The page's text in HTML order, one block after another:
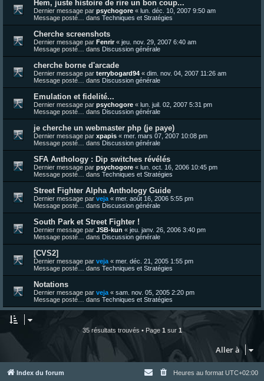
Hem, juste histoire de rire un bon coup...
Dernier message par psychogore « lun. déc. 10, 2007 9:50 am
Message posté… dans Techniques et Stratégies
Cherche screenshots
Dernier message par Fenrir« jeu. nov. 29, 2007 6:40 am
Message posté… dans Discussion générale
cherche borne d'arcade
Dernier message par terrybogard94 « dim. nov. 04, 2007 11:26 am
Message posté… dans Discussion générale
Emulation et fidelité...
Dernier message par psychogore « lun. juil. 02, 2007 5:31 pm
Message posté… dans Discussion générale
je cherche un webmaster php (je paye)
Dernier message par xpapis « mer. mars 07, 2007 10:08 pm
Message posté… dans Discussion générale
SFA Anthology : Dip switches révélés
Dernier message par psychogore « lun. oct. 16, 2006 10:45 pm
Message posté… dans Techniques et Stratégies
Street Fighter Alpha Anthology Guide
Dernier message par veja « mer. août 16, 2006 5:55 pm
Message posté… dans Discussion générale
South Park et Street Fighter !
Dernier message par JSB-kun « jeu. janv. 26, 2006 3:40 pm
Message posté… dans Discussion générale
[CVS2]
Dernier message par veja « mer. déc. 21, 2005 1:55 pm
Message posté… dans Techniques et Stratégies
Notations
Dernier message par veja « sam. nov. 05, 2005 2:20 pm
Message posté… dans Techniques et Stratégies
35 résultats trouvés • Page 1 sur 1
Aller à
Index du forum Heures au format UTC+02:00